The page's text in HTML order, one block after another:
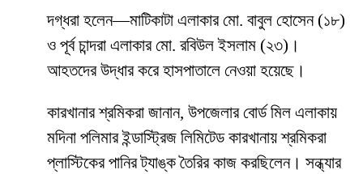
দগ্ধরা হলেন—মাটিকাটা এলাকার মো. বাবুল হোসেন (১৮)
ও পূর্ব চান্দরা এলাকার মো. রবিউল ইসলাম (২৩)।
আহতদের উদ্ধার করে হাসপাতালে নেওয়া হয়েছে।
কারখানার শ্রমিকরা জানান, উপজেলার বোর্ড মিল এলাকায়
মদিনা পলিমার ইন্ডাস্ট্রিজ লিমিটেড কারখানায় শ্রমিকরা
প্লাস্টিকের পানির ট্যাঙ্ক তৈরির কাজ করছিলেন। সন্ধ্যার